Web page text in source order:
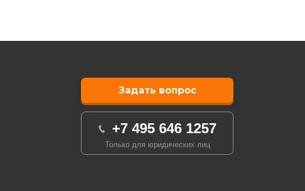
Задать вопрос
+7 495 646 1257
Только для юридических лиц